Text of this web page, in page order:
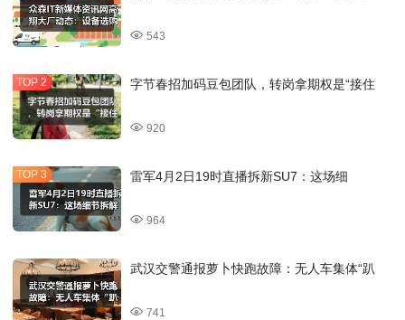
543
字节春招加码豆包团队，转岗拿期权是“接住
920
雷军4月2日19时直播拆新SU7：这场细
964
武汉交警通报萝卜快跑故障：无人车集体“趴
741